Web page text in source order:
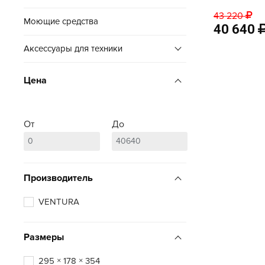
Моющие средства
Аксессуары для техники
Цена
От До
Производитель
VENTURA
Размеры
295 × 178 × 354
43 220
40 640